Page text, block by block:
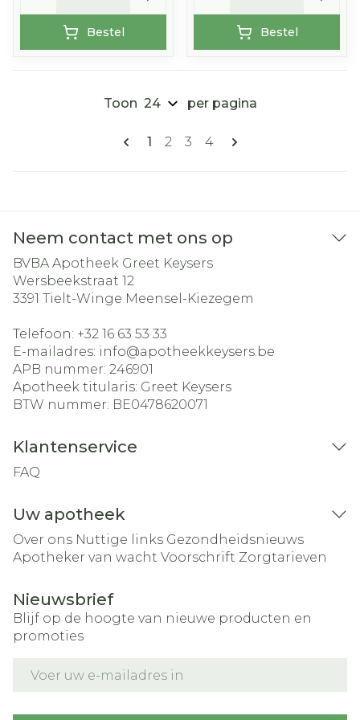
Bestel Bestel
Pagina's
U lees momenteel pagina
1 Pagina
2 Pagina
3 Pagina
4
Toon per pagina
Neem contact met ons op
BVBA Apotheek Greet Keysers
Wersbeekstraat 12
3391 Tielt-Winge Meensel-Kiezegem
Telefoon: +32 16 63 53 33
E-mailadres: info@apotheekkeysers.be
APB nummer: 246901
Apotheek titularis: Greet Keysers
BTW nummer: BE0478620071
Klantenservice
FAQ
Uw apotheek
Over ons Nuttige links Gezondheidsnieuws
Apotheker van wacht Voorschrift Zorgtarieven
Nieuwsbrief
Blijf op de hoogte van nieuwe producten en
promoties